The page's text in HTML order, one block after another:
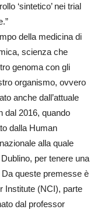
‘sintetico’ nei trial
della medicina di
scienza che
genoma con gli
organismo, ovvero
anche dall’attuale
dal 2016, quando
dalla Human
alla quale
per tenere una
queste premesse è
Institute (NCI), parte
dal professor